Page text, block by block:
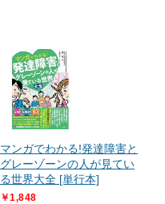
マンガでわかる!発達障害と
グレーゾーンの人が見てい
る世界大全 [単行本]
￥1,848